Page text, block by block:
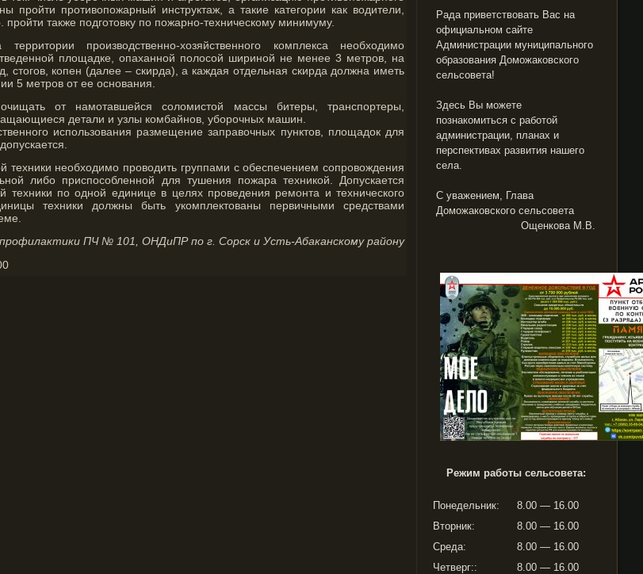
пройти противопожарный инструктаж, а такие категории как водители,
также подготовку по пожарно-техническому минимуму.
производственно-хозяйственного комплекса необходимо
площадке, опаханной полосой шириной не менее 3 метров, на
стогов, копен (далее – скирда), а каждая отдельная скирда должна иметь
5 метров от ее основания.
от намотавшейся соломистой массы битеры, транспортеры,
детали и узлы комбайнов, уборочных машин.
использования размещение заправочных пунктов, площадок для
техники необходимо проводить группами с обеспечением сопровождения
либо приспособленной для тушения пожара техникой. Допускается
техники по одной единице в целях проведения ремонта и технического
техники должны быть укомплектованы первичными средствами
ПЧ № 101, ОНДиПР по г. Сорск и Усть-Абаканскому району
Рада приветствовать Вас на
официальном сайте
Администрации муниципального
образования Доможаковского
сельсовета!
Здесь Вы можете
познакомиться с работой
администрации, планах и
перспективах развития нашего
села.
С уважением, Глава
Доможаковского сельсовета
Ощенкова М.В.
Режим работы сельсовета:
Понедельник:
8.00 — 16.00
Вторник:
8.00 — 16.00
Среда:
8.00 — 16.00
Четверг::
8.00 — 16.00